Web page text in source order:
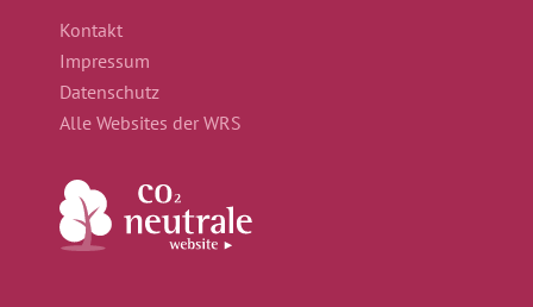
Kontakt
Impressum
Datenschutz
Alle Websites der WRS